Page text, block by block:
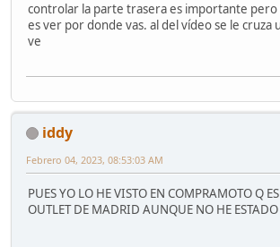
controlar la parte trasera es importante
es ver por donde vas. al del vídeo se le cruza
ve
iddy
Febrero 04, 2023, 08:53:03 AM
PUES YO LO HE VISTO EN COMPRAMOTO Q
OUTLET DE MADRID AUNQUE NO HE